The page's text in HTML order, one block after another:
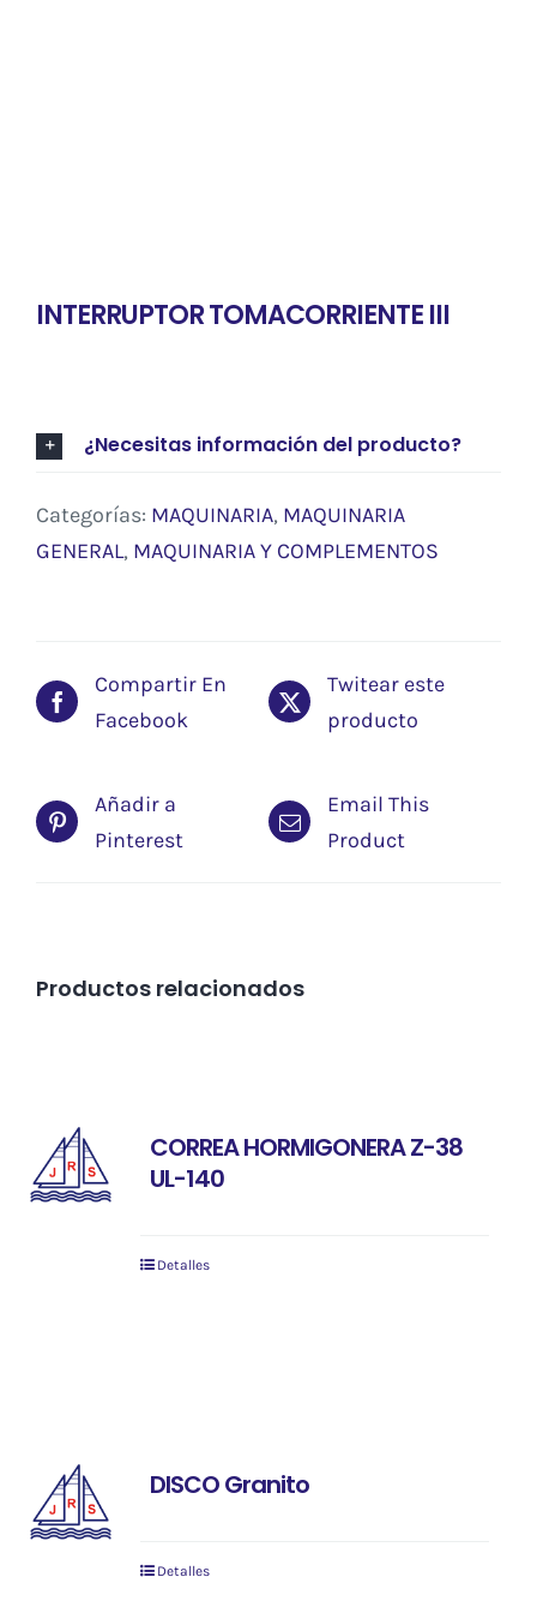
INTERRUPTOR TOMACORRIENTE III
¿Necesitas información del producto?
Categorías: MAQUINARIA, MAQUINARIA
GENERAL, MAQUINARIA Y COMPLEMENTOS
Compartir En
Facebook
Twitear este
producto
Añadir a
Pinterest
Email This
Product
Productos relacionados
CORREA HORMIGONERA Z-38
UL-140
Detalles
DISCO Granito
Detalles